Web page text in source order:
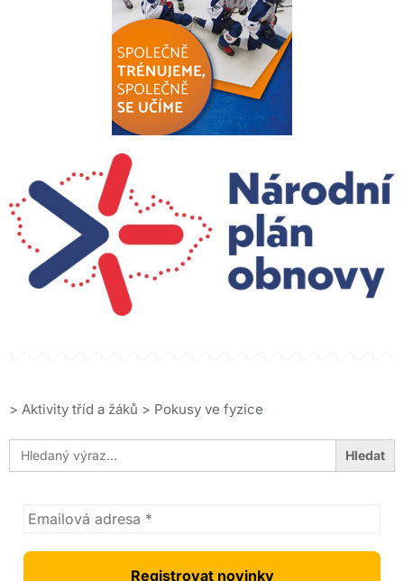
> Aktivity tříd a žáků > Pokusy ve fyzice
Search
for: